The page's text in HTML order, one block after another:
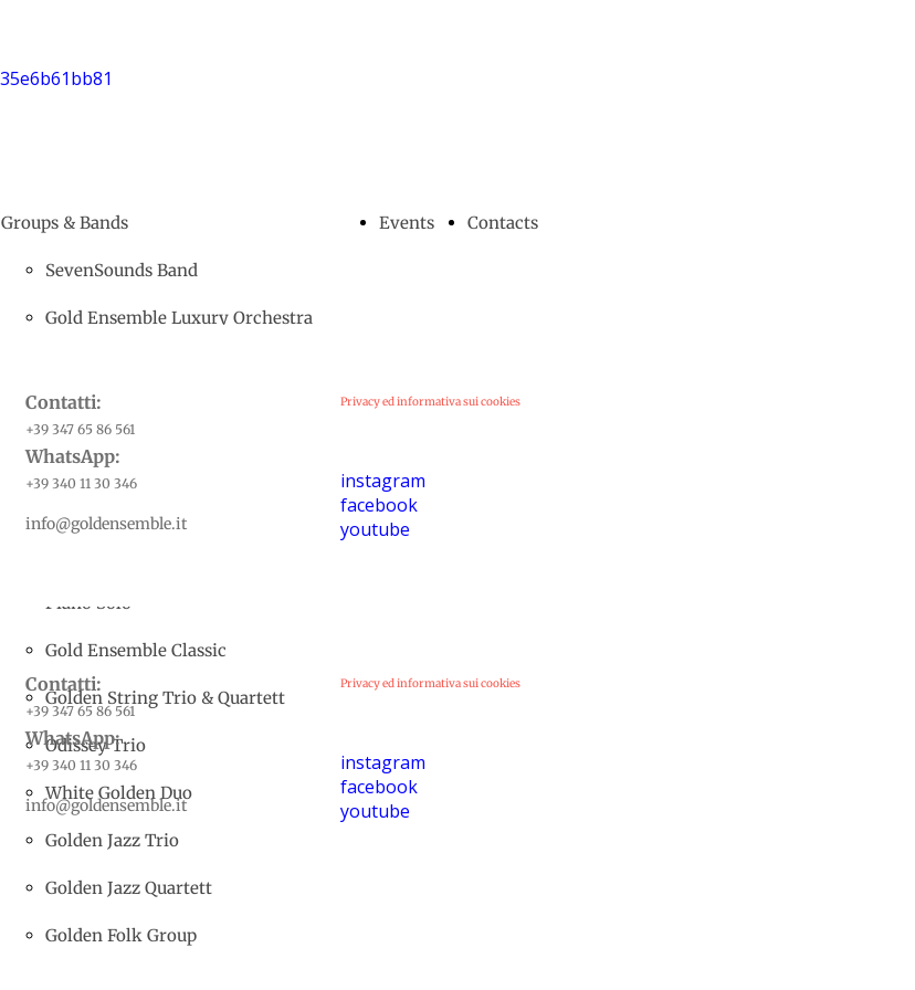
Contatti:
+39 347 65 86 561
WhatsApp:
+39 340 11 30 346
Privacy ed informativa sui cookies
instagram
facebook
youtube
info@goldensemble.it
Groups & Bands
SevenSounds Band
Gold Ensemble Luxury Orchestra
Black and White
Blues Machine
Piano Solo
Gold Ensemble Classic
Golden String Trio & Quartett
Odissey Trio
White Golden Duo
Golden Jazz Trio
Golden Jazz Quartett
Golden Folk Group
Events Contacts
Contatti:
+39 347 65 86 561
WhatsApp:
+39 340 11 30 346
Privacy ed informativa sui cookies
instagram
facebook
youtube
info@goldensemble.it